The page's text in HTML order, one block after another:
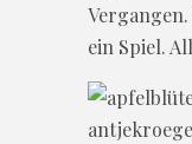
ein Spiel.